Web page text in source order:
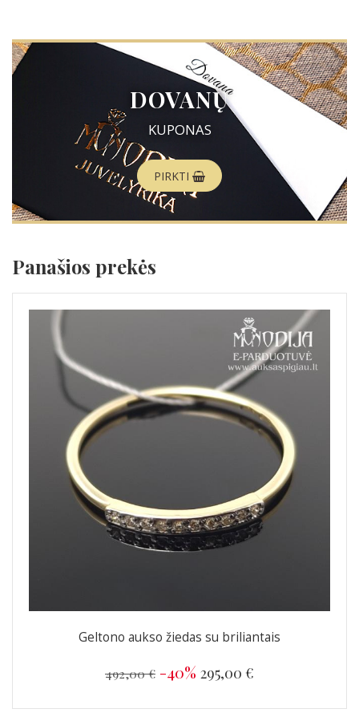
DOVANŲ
KUPONAS
PIRKTI
Panašios prekės
Geltono aukso žiedas su briliantais
492,00 € -40% 295,00 €